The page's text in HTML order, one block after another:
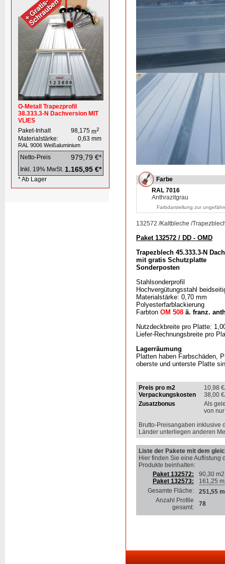
O-Metall Trapezprofil
38.333.3-N Dachversion MIT
VLIES
Paket-Inhalt
98,175 m2
Materialstärke: 0,63 mm
RAL 9006 Weißaluminium
Netto-Preis 979,79 €*
Inkl. 19% MwSt. 1.165,95 €*
* Ab Lager
Farbe
RAL 7016
Anthrazitgrau
Farbdarstellung zur
132572 /Kaltbleche /
Paket 132572 / DD - OMD
Trapezblech 45.333.3-N Dach
mit gratis Schutzplatte
Sonderposten
Stahlsonderprofil
Hochvergütungsstahl
Materialstärke: 0,70 mm
Polyesterfarblackierung
Farbton OM 508 ä. franz.
Nutzdeckbreite pro Platte:
Liefer-Rechnungsbreite pro
Lagerräumung
Platten haben Farbschäden,
oberste und unterste Platte
Preis pro m2 10,98
Verpackungskosten
38,00
Zusatzbonus
Als
von
Brutto-Preisangaben inklusive
Länder unterliegen anderen
Liste der Pakete mit dem
Hier finden Sie eine Auflistung
Produkte beinhalten:
Paket 132572:
Paket 132573:
90,30 m2
161,25
Gesamte Fläche:
251,55 m
Anzahl Profile
gesamt:
78